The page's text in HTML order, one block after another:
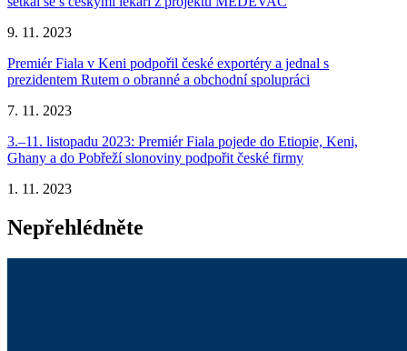
9. 11. 2023
Premiér Fiala v Keni podpořil české exportéry a jednal s
prezidentem Rutem o obranné a obchodní spolupráci
7. 11. 2023
3.–11. listopadu 2023: Premiér Fiala pojede do Etiopie, Keni,
Ghany a do Pobřeží slonoviny podpořit české firmy
1. 11. 2023
Nepřehlédněte